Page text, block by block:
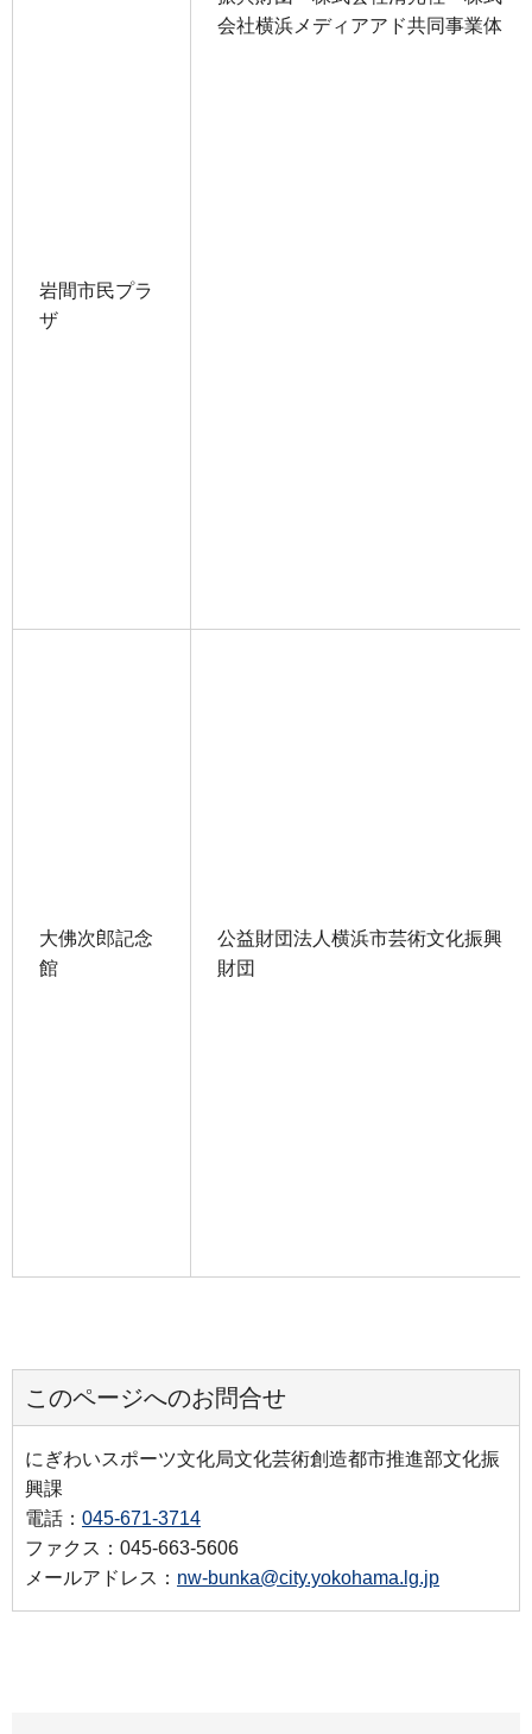
会社横浜メディアアド共同事業体
岩間市民プラ
ザ
大佛次郎記念
館
公益財団法人横浜市芸術文化振興
財団
このページへのお問合せ
にぎわいスポーツ文化局文化芸術創造都市推進部文化振
興課
電話： 045-671-3714
ファクス：045-663-5606
メールアドレス： nw-bunka@city.yokohama.lg.jp